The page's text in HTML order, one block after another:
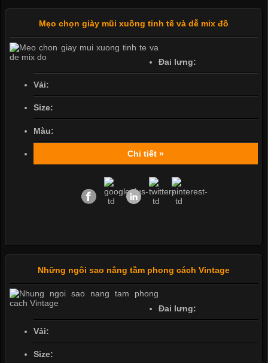
Mẹo chọn giày mũi xuồng tinh tế và dễ mix đồ
Đai lưng:
Vải:
Size:
Màu:
Chi tiết »
Những ngôi sao nâng tầm phong cách Vintage
Đai lưng:
Vải:
Size: